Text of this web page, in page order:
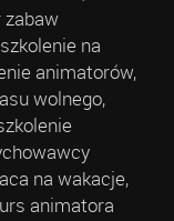
na
animatorów,
wolnego,
na wakacje,
animatora